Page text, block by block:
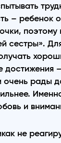
– ребенок
поэтому
сестры».
очень рады
и
не